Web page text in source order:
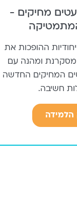
מחיקים -
ההופכות את
מסקרנת ומהנה עם
המחיקים החדשה
חשיבה.
הלמידה